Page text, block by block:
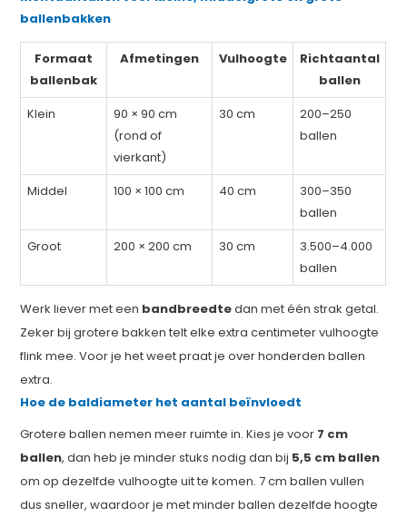
ballenbakken
Formaat
ballenbak
Afmetingen Vulhoogte
Richtaantal
ballen
Klein
90 × 90 cm
(rond of
vierkant)
30 cm
200–250
ballen
Middel 100 × 100 cm 40 cm
300–350
ballen
Groot
200 × 200 cm 30 cm
3.500–4.000
ballen
Werk liever met een bandbreedtedan met één strak getal.
Zeker bij grotere bakken telt elke extra centimeter vulhoogte
flink mee. Voor je het weet praat je over honderden ballen
extra.
Hoe de baldiameter het aantal beïnvloedt
Grotere ballen nemen meer ruimte in. Kies je voor 7 cm
ballen, dan heb je minder stuks nodig dan bij 5,5 cm ballen
om op dezelfde vulhoogte uit te komen. 7 cm ballen vullen
dus sneller, waardoor je met minder ballen dezelfde hoogte